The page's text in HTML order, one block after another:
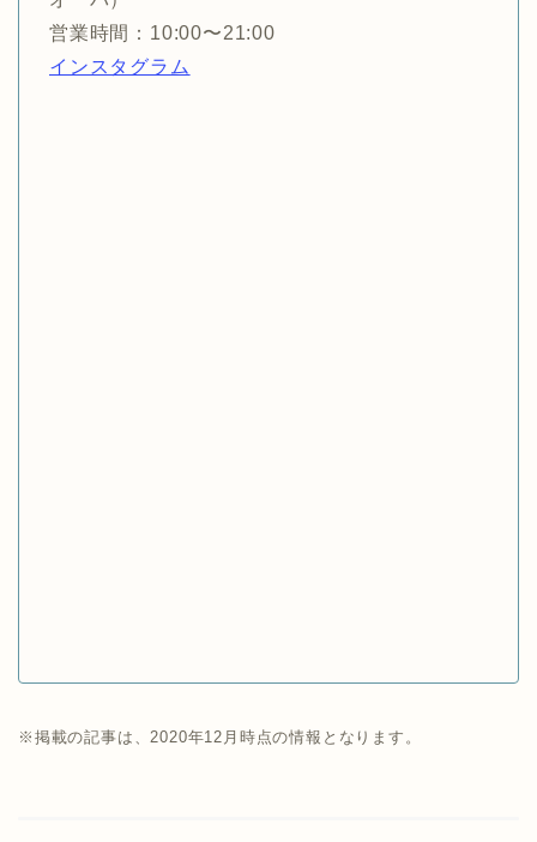
営業時間：10:00〜21:00
インスタグラム
※掲載の記事は、2020年12月時点の情報となります。